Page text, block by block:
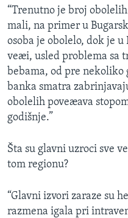
“Trenutno je broj
mali, na primer u
osoba je obolelo, dok je
veæi, usled problema sa
bebama, od pre nekoliko
banka smatra
obolelih poveæava
godišnje.”
Šta su glavni uzroci sve
tom regionu?
“Glavni izvori zaraze su
razmena igala pri